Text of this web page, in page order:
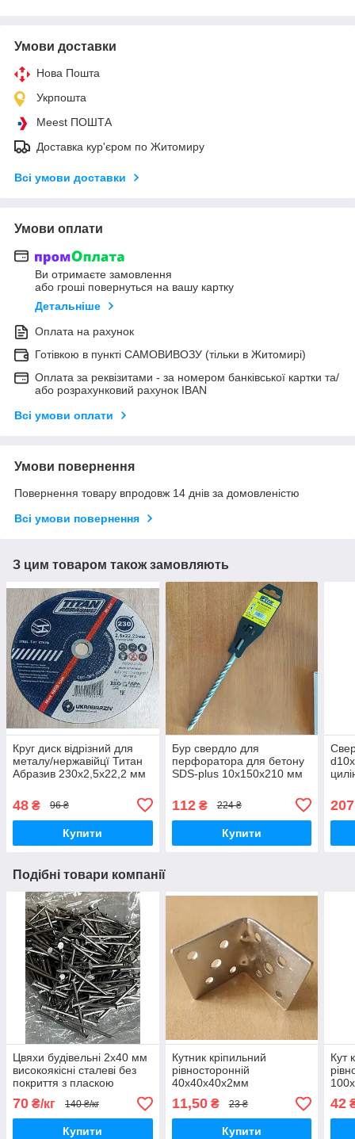
Умови доставки
Нова Пошта
Укрпошта
Meest ПОШТА
Доставка кур'єром по Житомиру
Всі умови доставки
Умови оплати
Ви отримаєте замовлення
або гроші повернуться на вашу картку
Детальніше
Оплата на рахунок
Готівкою в пункті САМОВИВОЗУ (тільки в Житомирі)
Оплата за реквізитами - за номером банківської картки та/
або розрахунковий рахунок IBAN
Всі умови оплати
Умови повернення
Повернення товару впродовж 14 днів за домовленістю
Всі умови повернення
З цим товаром також замовляють
Круг диск відрізний для
металу/нержавійцї Титан
Абразив 230х2,5х22,2 мм
48 ₴ 96 ₴
Купити
Бур свердло для
перфоратора для бетону
SDS-plus 10х150х210 мм
112₴ 224 ₴
Купити
для
207
Подібні товари компанії
Цвяхи будівельні 2х40 мм
високоякісні сталеві без
покриття з пласкою
головкою гладкий
стержень DIN 1151
70 ₴/кг 140 ₴/кг
Купити
Кутник кріпильний
рівносторонній
40х40х40х2мм
універсальний монтажний
перфорований
оцинкований
11,50₴ 23 ₴
Купити
Кут
42